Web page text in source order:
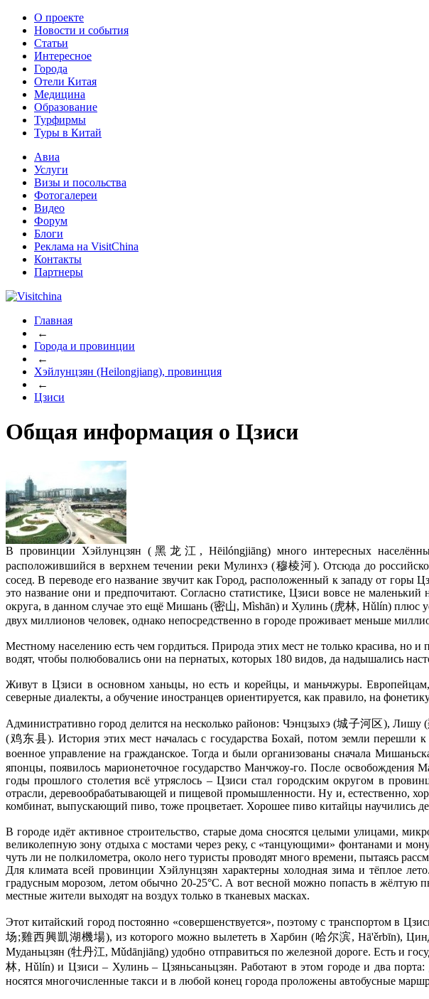
О проекте
Новости и события
Статьи
Интересное
Города
Отели Китая
Медицина
Образование
Турфирмы
Туры в Китай
Авиа
Услуги
Визы и посольства
Фотогалереи
Видео
Форум
Блоги
Реклама на VisitChina
Контакты
Партнеры
Главная
←
Города и провинции
←
Хэйлунцзян (Heilongjiang), провинция
←
Цзиси
Общая информация о Цзиси
В провинции Хэйлунцзян (黑龙江, Hēilóngjiāng) много интересных
расположившийся в верхнем течении реки Мулинхэ (穆棱河). Отсюда до
сосед. В переводе его название звучит как Город, расположенный к западу от
это название они и предпочитают. Согласно статистике, Цзиси вовсе не
округа, в данном случае это ещё Мишань (密山, Mìshān) и Хулинь (虎林, Hǔlín) плюс
двух миллионов человек, однако непосредственно в городе проживает меньше
Местному населению есть чем гордиться. Природа этих мест не только красива, но и
водят, чтобы полюбовались они на пернатых, которых 180 видов, да надышались
Живут в Цзиси в основном ханьцы, но есть и корейцы, и маньчжуры.
северные диалекты, а обучение иностранцев ориентируется, как правило, на
Административно город делится на несколько районов: Чэнцзыхэ (城子河区),
(鸡东县). История этих мест началась с государства Бохай, потом земли
военное управление на гражданское. Тогда и были организованы сначала
японцы, появилось марионеточное государство Манчжоу-го. После
годы прошлого столетия всё утряслось – Цзиси стал городским округом в
отрасли, деревообрабатывающей и пищевой промышленности. Ну и, естественно,
комбинат, выпускающий пиво, тоже процветает. Хорошее пиво китайцы научились
В городе идёт активное строительство, старые дома сносятся целыми улицами,
великолепную зону отдыха с мостами через реку, с «танцующими» фонтанами и
чуть ли не полкилометра, около него туристы проводят много времени, пытаясь
Для климата всей провинции Хэйлунцзян характерны холодная зима и тёплое
градусным морозом, летом обычно 20-25°С. А вот весной можно попасть в жёлтую
местные жители выходят на воздух только в тканевых масках.
Этот китайский город постоянно «совершенствуется», поэтому с транспортом в
场;雞西興凱湖機場), из которого можно вылететь в Харбин (哈尔滨, Hā'ěrbīn),
Муданьцзян (牡丹江, Mǔdānjiāng) удобно отправиться по железной дороге. Есть и
林, Hǔlín) и Цзиси – Хулинь – Цзяньсаньцзян. Работают в этом городе и два
носятся многочисленные такси и в любой конец города проложены автобусные